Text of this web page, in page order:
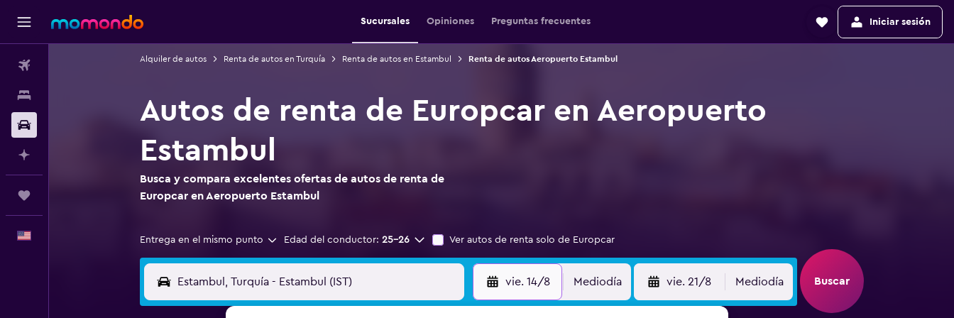
Sucursales Opiniones Preguntas frecuentes Iniciar sesión
Alquiler de autos Renta de autos en Turquía Renta de autos en Estambul Renta de autos Aeropuerto Estambul
Autos de renta de Europcar en Aeropuerto
Estambul
Busca y compara excelentes ofertas de autos de renta de
Europcar en Aeropuerto Estambul
Entrega en el mismo punto Edad del conductor: 25-26 Ver autos de renta solo de Europcar
vie. 14/8 Mediodía vie. 21/8 Mediodía Buscar